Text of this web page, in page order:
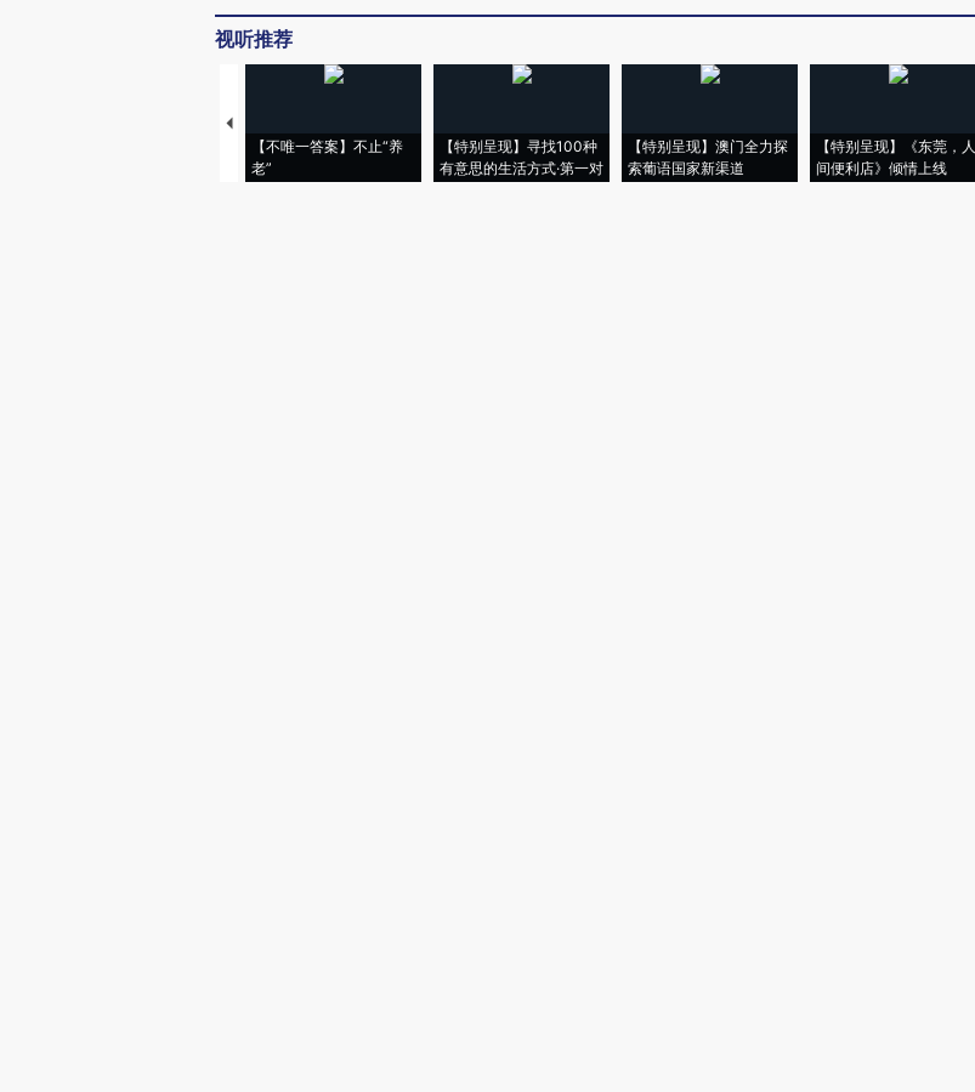
视听推荐
【不唯一答案】不止“养
老”
【特别呈现】寻找100种
有意思的生活方式·第一对
【特别呈现】澳门全力探
索葡语国家新渠道
【特别呈现】《东莞，人
间便利店》倾情上线